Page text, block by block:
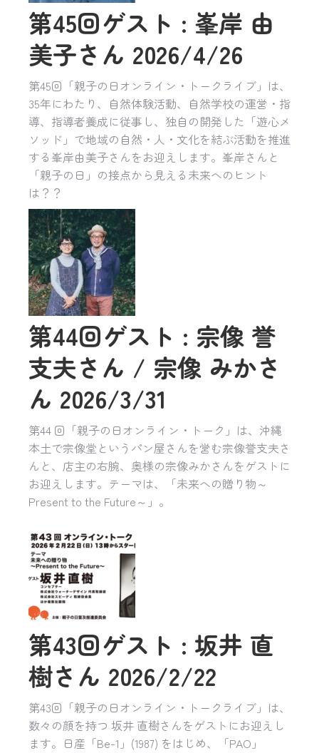
第45回ゲスト : 峯岸 由
美子さん 2026/4/26
第45回「親子の日オンライン・トークライブ」は、
35年にわたり、自然体験活動、自然学校の運営・指
導、指導者養成に従事し、独自の開発した「遊心メ
ソッド」で地域の自然・人・文化を結ぶ活動を推進
する峯岸由美子さんをお迎えします。峯岸さんと
「親子の日」の接点から見える未来へのヒント
は？？
第44回ゲスト : 宗像 誉
支夫さん / 宗像 みかさ
ん 2026/3/31
第44 回「親子の日オンライン・トーク」は、沖縄
本土で宗像堂というパン屋さんを営む宗像誉支夫さ
んと、店主の右腕、奥様の宗像みかさんをゲストに
お迎えします。テーマは、「未来への贈り物～
Present to the Future～」。
第43回ゲスト : 坂井 直
樹さん 2026/2/22
第43回「親子の日オンライン・トークライブ」は、
数々の顔を持つ 坂井 直樹さんをゲストにお迎えし
ます。日産「Be-1」(1987) をはじめ、「PAO」